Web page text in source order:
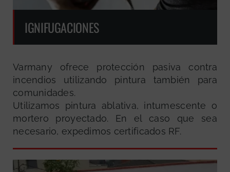
IGNIFUGACIONES
Varmany ofrece protección pasiva contra
incendios utilizando pintura también para
comunidades.
Utilizamos pintura ablativa, intumescente o
mortero proyectado. En el caso que sea
necesario, expedimos certificados RF.